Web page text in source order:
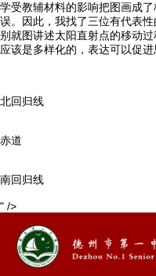
学受教辅材料的影响把图画成
误。因此，我找了三位有代表
别就图讲述太阳直射点的移动
应该是多样化的，表达可以
北回归线
赤道
南回归线
" />